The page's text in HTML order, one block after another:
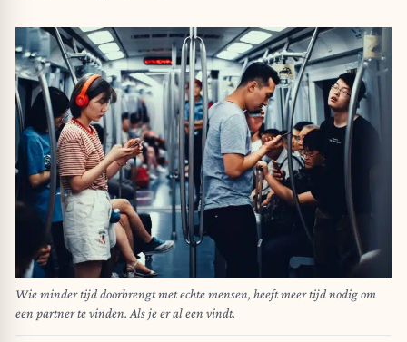
Wie minder tijd doorbrengt met echte mensen, heeft meer tijd nodig om
een partner te vinden. Als je er al een vindt.